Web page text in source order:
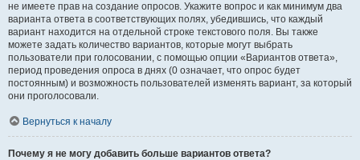
не имеете прав на создание опросов. Укажите вопрос и как минимум два
варианта ответа в соответствующих полях, убедившись, что каждый
вариант находится на отдельной строке текстового поля. Вы также
можете задать количество вариантов, которые могут выбрать
пользователи при голосовании, с помощью опции «Вариантов ответа»,
период проведения опроса в днях (0 означает, что опрос будет
постоянным) и возможность пользователей изменять вариант, за который
они проголосовали.
Вернуться к началу
Почему я не могу добавить больше вариантов ответа?